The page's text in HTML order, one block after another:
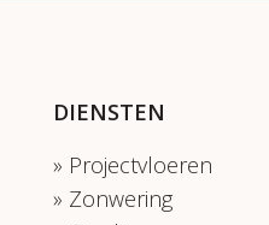
DIENSTEN
Projectvloeren
Zonwering